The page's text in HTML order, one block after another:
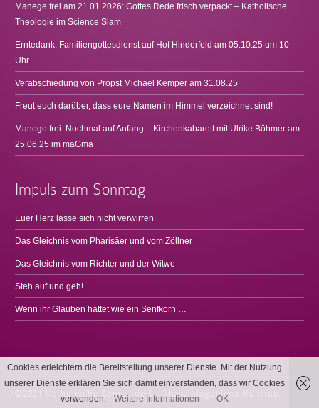
Manege frei am 21.01.2026: Gottes Rede frisch verpackt – Katholische
Theologie im Science Slam
Erntedank: Familiengottesdienst auf Hof Hinderfeld am 05.10.25 um 10
Uhr
Verabschiedung von Propst Michael Kemper am 31.08.25
Freut euch darüber, dass eure Namen im Himmel verzeichnet sind!
Manege frei: Nochmal auf Anfang – Kirchenkabarett mit Ulrike Böhmer am
25.06.25 im maGma
Impuls zum Sonntag
Euer Herz lasse sich nicht verwirren
Das Gleichnis vom Pharisäer und vom Zöllner
Das Gleichnis vom Richter und der Witwe
Steh auf und geh!
Wenn ihr Glauben hättet wie ein Senfkorn …
©2021 Katholische Gemeinde St. Maria Magdalena Höntrop
Cookies erleichtern die Bereitstellung unserer Dienste. Mit der Nutzung
unserer Dienste erklären Sie sich damit einverstanden, dass wir Cookies
verwenden.
Weitere Informationen OK